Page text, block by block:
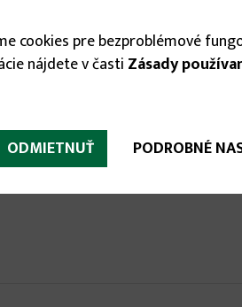
cookies pre bezproblémové
nájdete v časti Zásady
ODMIETNUŤ PODROBNÉ